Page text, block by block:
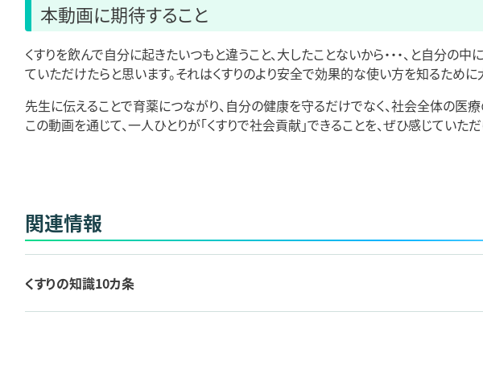
本動画に期待すること
くすりを飲んで自分に起きたいつもと違うこと、大したことないから・・・、と自分の
ていただけたらと思います。それはくすりのより安全で効果的な使い方を知るために
先生に伝えることで育薬につながり、自分の健康を守るだけでなく、社会全体の医
この動画を通じて、一人ひとりが「くすりで社会貢献」できることを、ぜひ感じていた
関連情報
くすりの知識10カ条